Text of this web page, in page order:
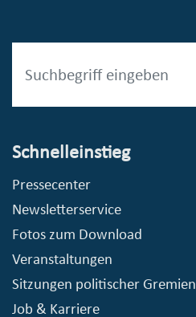
Schnelleinstieg
Pressecenter
Newsletterservice
Fotos zum Download
Veranstaltungen
Sitzungen politischer Gremien
Job & Karriere